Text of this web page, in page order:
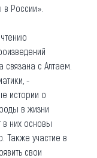
России».
связана с Алтаем.
-
истории о
в жизни
в них основы
Также участие в
свои